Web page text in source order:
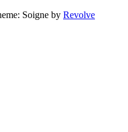
Soigne by Revolve